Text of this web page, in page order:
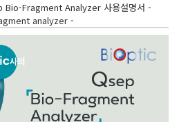
Fragment Analyzer 사용설명서 -
analyzer -